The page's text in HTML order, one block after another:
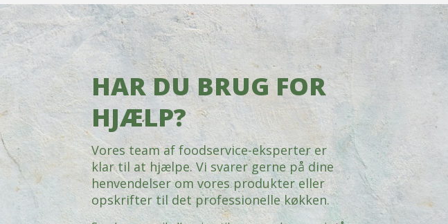
HAR DU BRUG FOR
HJÆLP?
Vores team af foodservice-eksperter er
klar til at hjælpe. Vi svarer gerne på dine
henvendelser om vores produkter eller
opskrifter til det professionelle køkken.